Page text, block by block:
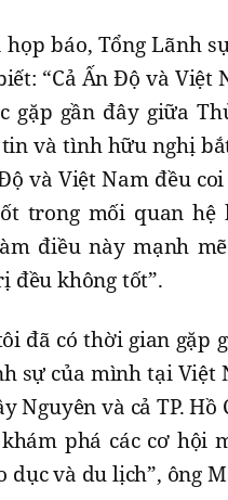
báo, Tổng Lãnh
“Cả Ấn Độ và Việt
gặp gần đây giữa
và tình hữu nghị
và Việt Nam đều
trong mối quan
điều này mạnh
đều không tốt”.
đã có thời gian
sự của mình tại Việt
Nguyên và cả TP.
phá các cơ hội
dục và du lịch”, ông